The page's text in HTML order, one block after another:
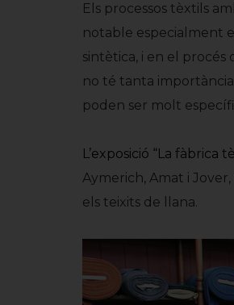
Els processos tèxtils
notable especialment
sintètica, i en el procés
no té tanta
poden ser molt
L’exposició “La fàbrica
Aymerich, Amat i
els teixits de llana.